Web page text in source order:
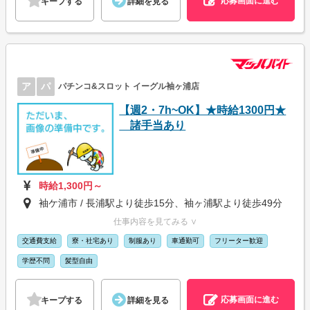
ア パ パチンコ&スロット イーグル袖ヶ浦店
【週2・7h~OK】★時給1300円★
諸手当あり
時給1,300円～
袖ケ浦市 / 長浦駅より徒歩15分、袖ヶ浦駅より徒歩49分
仕事内容を見てみる ∨
交通費支給 寮・社宅あり 制服あり 車通勤可 フリーター歓迎
学歴不問 髪型自由
キープする 詳細を見る 応募画面に進む